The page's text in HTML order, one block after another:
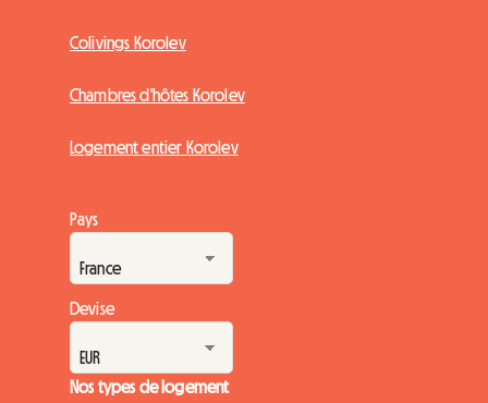
Colivings Korolev
Chambres d'hôtes Korolev
Logement entier Korolev
Pays
Devise
Nos types de logement